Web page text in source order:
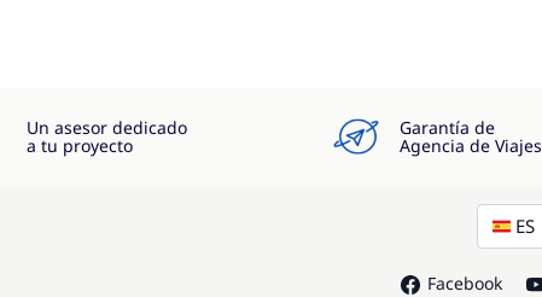
Un asesor dedicado
a tu proyecto
Garantía de
Agencia de Viajes
ES
Facebook